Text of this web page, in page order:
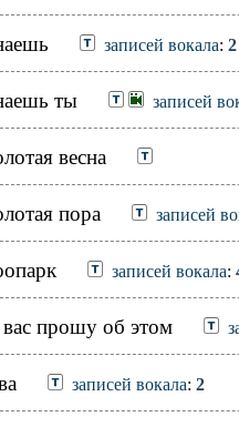
записей вокала: 2
ты записей
весна
пора записей
записей вокала:
прошу об этом
записей вокала: 2